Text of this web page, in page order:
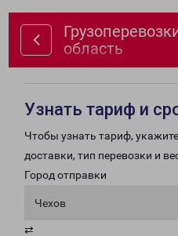
область
Узнать тариф и
Чтобы узнать тариф,
доставки, тип перевозки и
Город отправки
Чехов
⇄